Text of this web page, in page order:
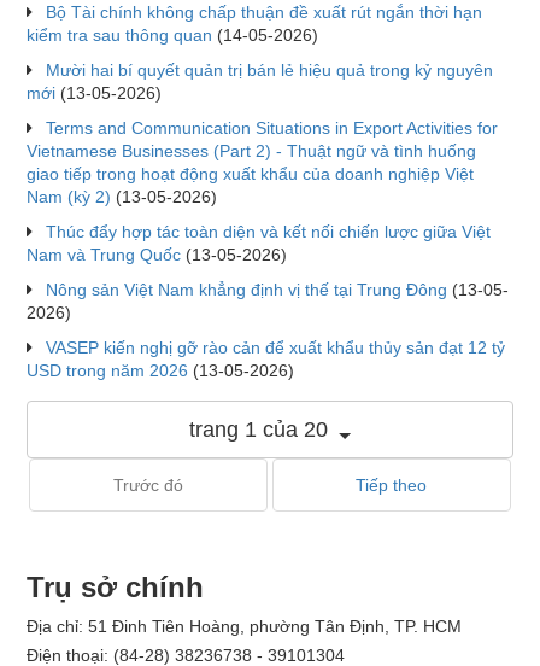
Bộ Tài chính không chấp thuận đề xuất rút ngắn thời hạn
kiểm tra sau thông quan (14-05-2026)
Mười hai bí quyết quản trị bán lẻ hiệu quả trong kỷ nguyên
mới (13-05-2026)
Terms and Communication Situations in Export Activities for
Vietnamese Businesses (Part 2) - Thuật ngữ và tình huống
giao tiếp trong hoạt động xuất khẩu của doanh nghiệp Việt
Nam (kỳ 2) (13-05-2026)
Thúc đẩy hợp tác toàn diện và kết nối chiến lược giữa Việt
Nam và Trung Quốc (13-05-2026)
Nông sản Việt Nam khẳng định vị thế tại Trung Đông (13-05-
2026)
VASEP kiến nghị gỡ rào cản để xuất khẩu thủy sản đạt 12 tỷ
USD trong năm 2026 (13-05-2026)
trang 1 của 20
Trước đó Tiếp theo
Trụ sở chính
Địa chỉ: 51 Đinh Tiên Hoàng, phường Tân Định, TP. HCM
Điện thoại: (84-28) 38236738 - 39101304